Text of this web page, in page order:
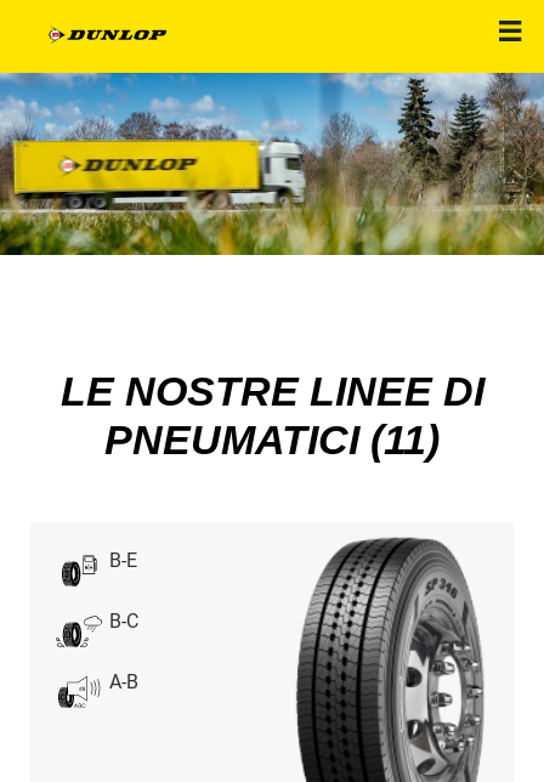
LE NOSTRE LINEE DI
PNEUMATICI (11)
B-E
B-C
A-B